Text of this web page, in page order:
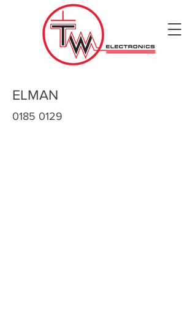
ELMAN
0185 0129